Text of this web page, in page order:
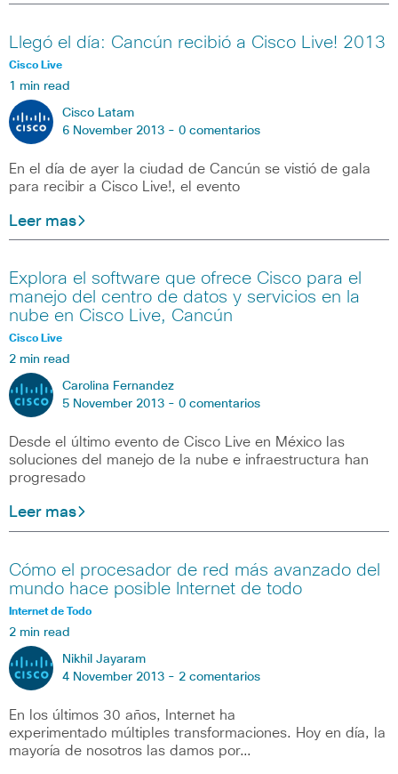
Llegó el día: Cancún recibió a Cisco Live! 2013
Cisco Live
1 min read
Cisco Latam
6 November 2013 - 0 comentarios
En el día de ayer la ciudad de Cancún se vistió de gala
para recibir a Cisco Live!, el evento
Leer mas
Explora el software que ofrece Cisco para el
manejo del centro de datos y servicios en la
nube en Cisco Live, Cancún
Cisco Live
2 min read
Carolina Fernandez
5 November 2013 - 0 comentarios
Desde el último evento de Cisco Live en México las
soluciones del manejo de la nube e infraestructura han
progresado
Leer mas
Cómo el procesador de red más avanzado del
mundo hace posible Internet de todo
Internet de Todo
2 min read
Nikhil Jayaram
4 November 2013 - 2 comentarios
En los últimos 30 años, Internet ha
experimentado múltiples transformaciones. Hoy en día, la
mayoría de nosotros las damos por…